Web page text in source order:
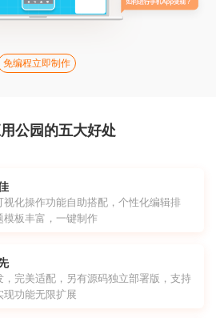
免编程立即制作
公园的五大好处
视化操作功能自助搭配，个性化编辑排
模板丰富，一键制作
，完美适配，另有源码独立部署版，支持
现功能无限扩展